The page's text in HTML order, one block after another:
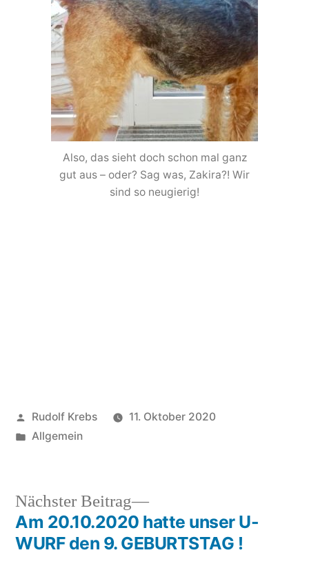
Also, das sieht doch schon mal ganz
gut aus – oder? Sag was, Zakira?! Wir
sind so neugierig!
Veröffentlicht
von
Rudolf Krebs
11. Oktober 2020
Veröffentlicht
Allgemein
Beitragsnavigation
Nächster Beitrag
Nächster
Beitrag:
Am 20.10.2020 hatte unser U-
WURF den 9. GEBURTSTAG !